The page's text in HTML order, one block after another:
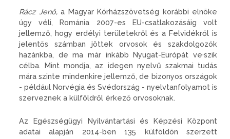
Rácz Jenő, a Magyar Kórházszö­vetség korábbi elnöke
úgy véli, Románia 2007-es EU-csatlakozá­sáig volt
jellemző, hogy erdélyi területekről és a Felvidékről is
je­lentős számban jöttek orvosok és szakdolgozók
hazánkba, de ma már inkább Nyugat-Európát ve­·szik
célba. Mint mondja, az idegen nyelvű szakmai tudás
mára szinte mindenkire jellemző, de bizonyos országok
- például Norvégia és Svédország - nyelvtanfolyamot is
szerveznek a külföldről érkező or­vosoknak.
Az Egészségügyi Nyilvántartási és Képzési Központ
adatai alapján 2014-ben 135 külföldön szerzett